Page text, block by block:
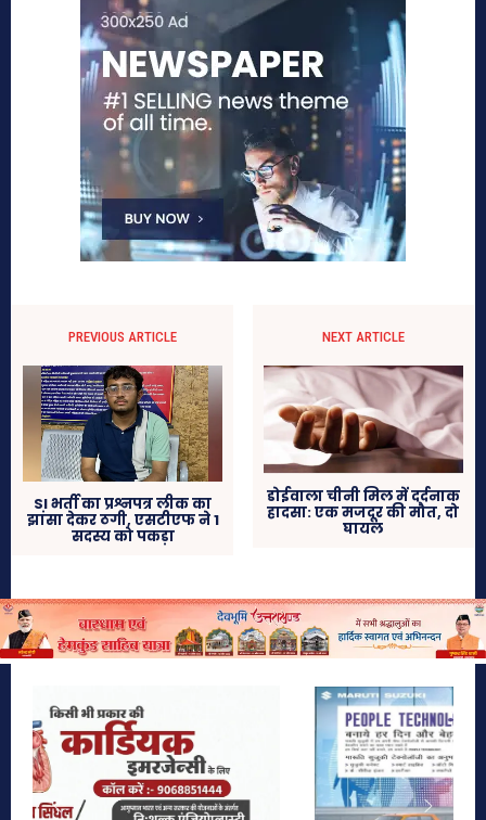
PREVIOUS ARTICLE
SI भर्ती का प्रश्नपत्र लीक का
झांसा देकर ठगी, एसटीएफ ने 1
सदस्य को पकड़ा
NEXT ARTICLE
डोईवाला चीनी मिल में दर्दनाक
हादसा: एक मजदूर की मौत, दो
घायल